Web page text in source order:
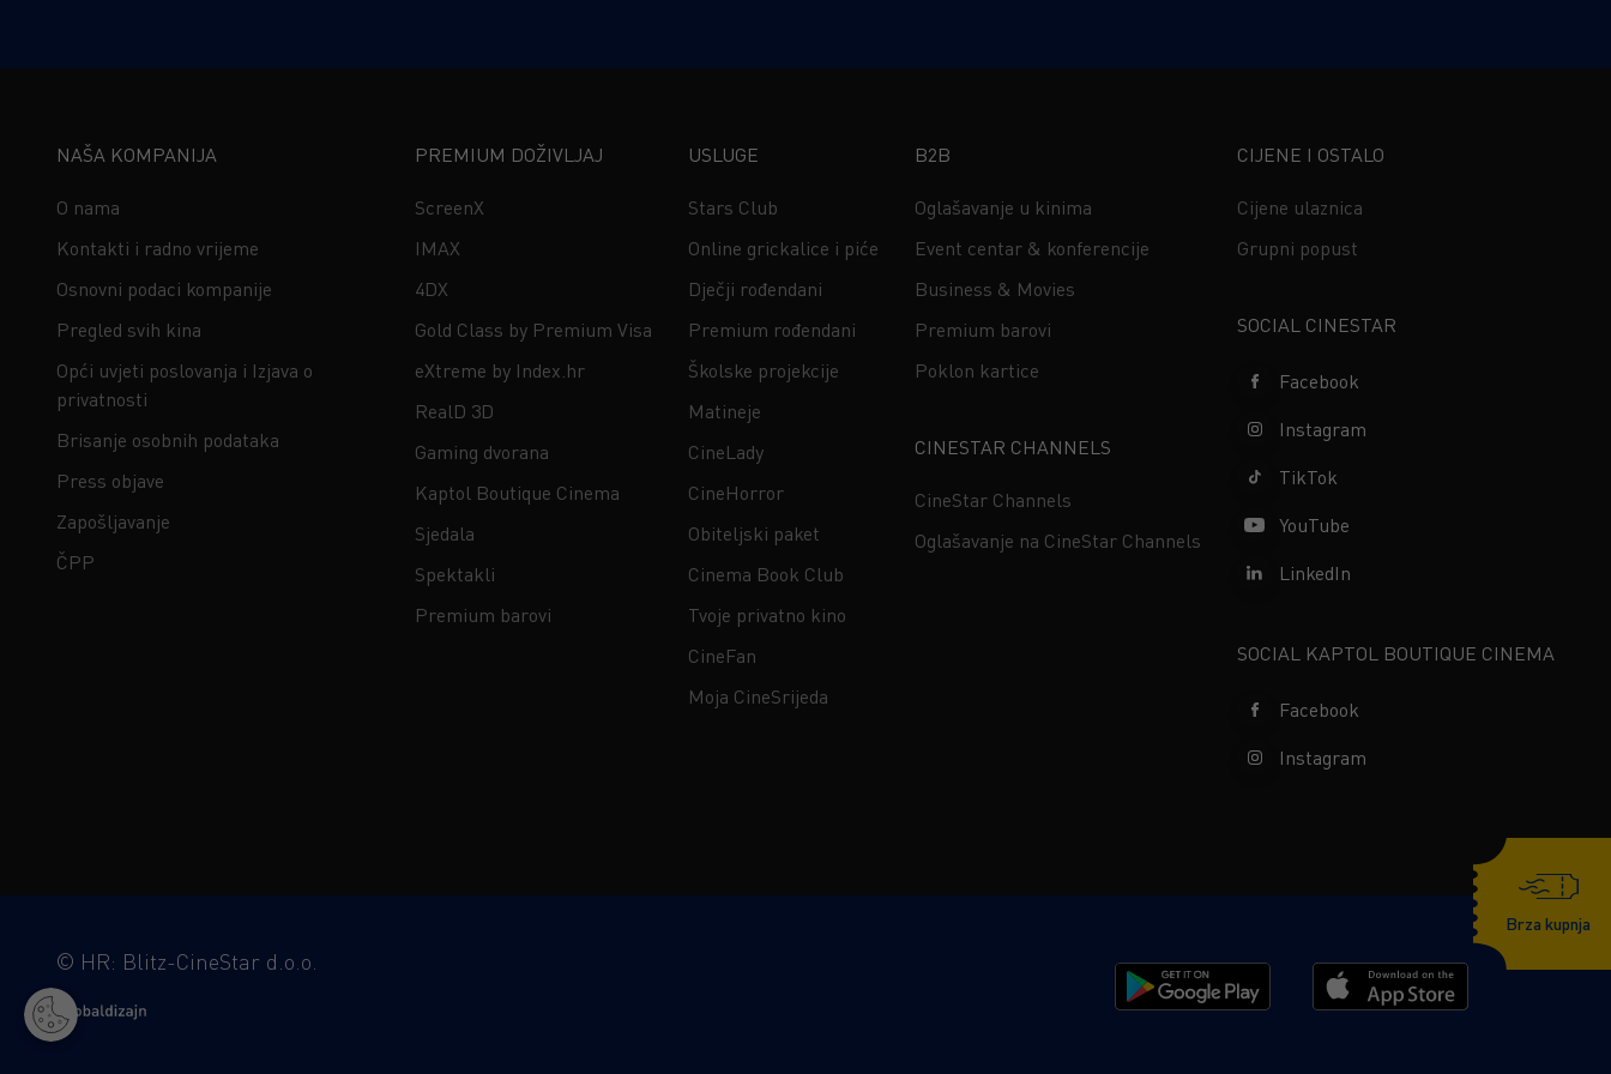
NAŠA KOMPANIJA
O nama
Kontakti i radno vrijeme
Osnovni podaci kompanije
Pregled svih kina
Opći uvjeti poslovanja i Izjava o
privatnosti
Brisanje osobnih podataka
Press objave
Zapošljavanje
ČPP
PREMIUM DOŽIVLJAJ
ScreenX
IMAX
4DX
Gold Class by Premium Visa
eXtreme by Index.hr
RealD 3D
Gaming dvorana
Kaptol Boutique Cinema
Sjedala
Spektakli
Premium barovi
USLUGE
Stars Club
Online grickalice i piće
Dječji rođendani
Premium rođendani
Školske projekcije
Matineje
CineLady
CineHorror
Obiteljski paket
Cinema Book Club
Tvoje privatno kino
CineFan
Moja CineSrijeda
B2B
Oglašavanje u kinima
Event centar & konferencije
Business & Movies
Premium barovi
Poklon kartice
CINESTAR CHANNELS
CineStar Channels
Oglašavanje na CineStar Channels
CIJENE I OSTALO
Cijene ulaznica
Grupni popust
SOCIAL CINESTAR
Facebook
Instagram
TikTok
YouTube
LinkedIn
SOCIAL KAPTOL BOUTIQUE CINEMA
Facebook
Instagram
© HR: Blitz-CineStar d.o.o.
Brza kupnja